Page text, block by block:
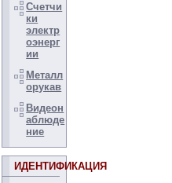
Счетчи
ки
электр
оэнерг
ии
Металл
орукав
Видеон
аблюде
ние
ИДЕНТИФИКАЦИЯ